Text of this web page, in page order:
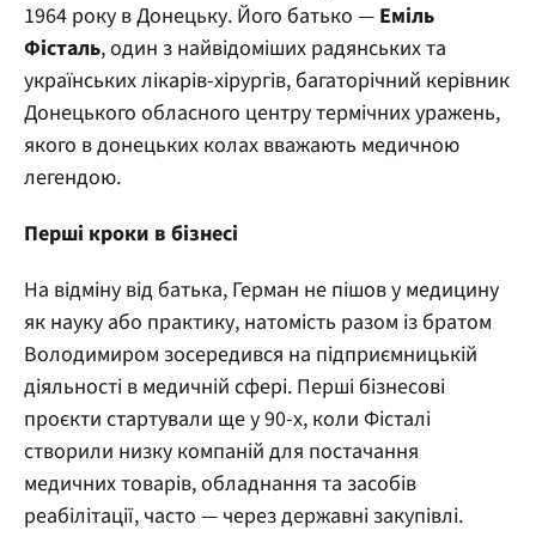
1964 року в Донецьку. Його батько — Еміль
Фісталь, один з найвідоміших радянських та
українських лікарів-хірургів, багаторічний керівник
Донецького обласного центру термічних уражень,
якого в донецьких колах вважають медичною
легендою.
Перші кроки в бізнесі
На відміну від батька, Герман не пішов у медицину
як науку або практику, натомість разом із братом
Володимиром зосередився на підприємницькій
діяльності в медичній сфері. Перші бізнесові
проєкти стартували ще у 90-х, коли Фісталі
створили низку компаній для постачання
медичних товарів, обладнання та засобів
реабілітації, часто — через державні закупівлі.